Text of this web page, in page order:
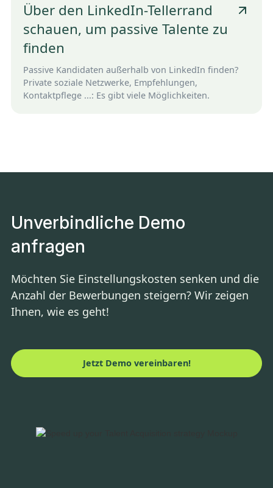
Über den LinkedIn-Tellerrand
schauen, um passive Talente zu
finden
Passive Kandidaten außerhalb von LinkedIn finden?
Private soziale Netzwerke, Empfehlungen,
Kontaktpflege ...: Es gibt viele Möglichkeiten.
Unverbindliche Demo
anfragen
Möchten Sie Einstellungskosten senken und die
Anzahl der Bewerbungen steigern? Wir zeigen
Ihnen, wie es geht!
Jetzt Demo vereinbaren!